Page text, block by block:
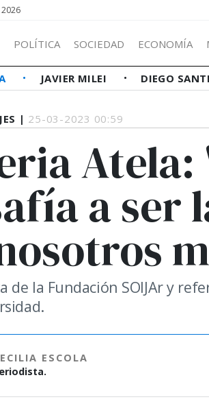
POLÍTICA SOCIEDAD ECONOMÍA
JAVIER MILEI DIEGO
| 25-03-2023 00:59
Atela:
a ser
de la Fundación SOIJAr y
ESCOLA